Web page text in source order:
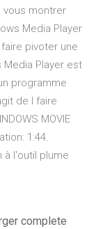
vous montrer
Media Player
pivoter une
Media Player est
programme
de l faire
MOVIE
1:44.
à l'outil plume
complete